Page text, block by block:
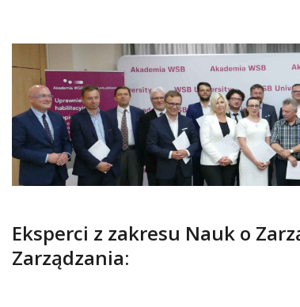
Eksperci z zakresu Nauk o
Zarządzania: